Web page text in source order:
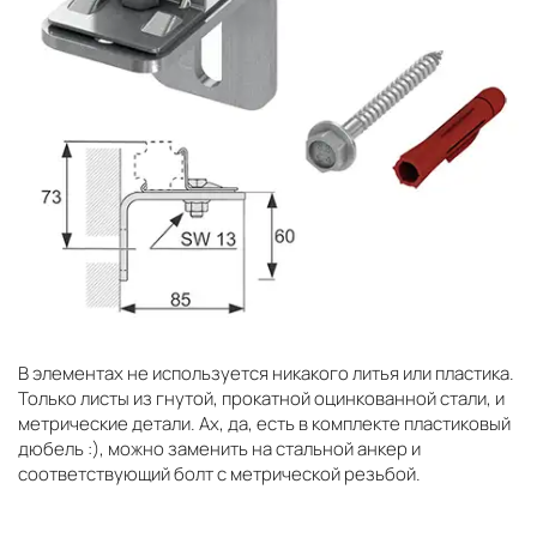
В элементах не используется никакого литья или пластика.
Только листы из гнутой, прокатной оцинкованной стали, и
метрические детали. Ах, да, есть в комплекте пластиковый
дюбель :), можно заменить на стальной анкер и
соответствующий болт с метрической резьбой.